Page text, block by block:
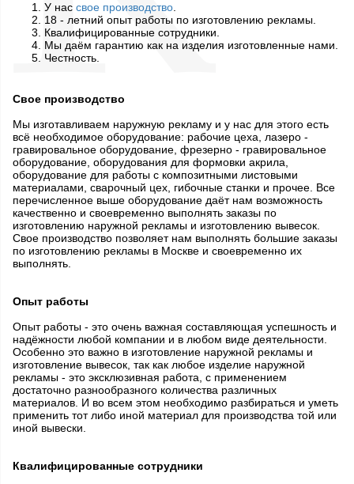
У нас свое производство
18 - летний опыт работы по изготовлению рекламы.
Квалифицированные сотрудники.
Мы даём гарантию как на изделия изготовленные нами.
Честность.
Свое производство
Мы изготавливаем наружную рекламу и у нас для этого есть
всё необходимое оборудование: рабочие цеха, лазеро -
гравировальное оборудование, фрезерно - гравировальное
оборудование, оборудования для формовки акрила,
оборудование для работы с композитными листовыми
материалами, сварочный цех, гибочные станки и прочее. Все
перечисленное выше оборудование даёт нам возможность
качественно и своевременно выполнять заказы по
изготовлению наружной рекламы и изготовлению вывесок.
Свое производство позволяет нам выполнять большие заказы
по изготовлению рекламы в Москве и своевременно их
выполнять.
Опыт работы
Опыт работы - это очень важная составляющая успешность и
надёжности любой компании и в любом виде деятельности.
Особенно это важно в изготовление наружной рекламы и
изготовление вывесок, так как любое изделие наружной
рекламы - это эксклюзивная работа, с применением
достаточно разнообразного количества различных
материалов. И во всем этом необходимо разбираться и уметь
применить тот либо иной материал для производства той или
иной вывески.
Квалифицированные сотрудники